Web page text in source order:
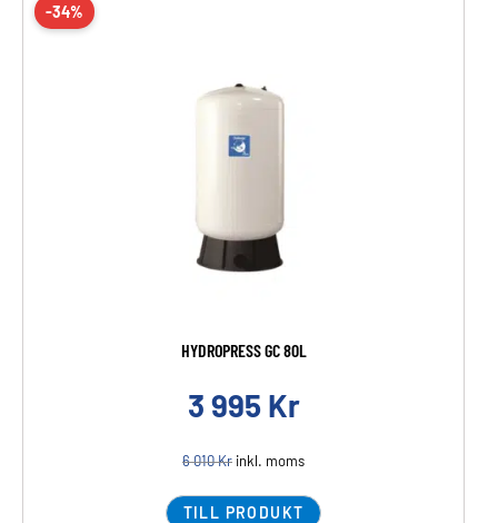
-34%
HYDROPRESS GC 80L
3 995 Kr
6 010Kr inkl. moms
TILL PRODUKT